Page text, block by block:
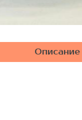
Описание